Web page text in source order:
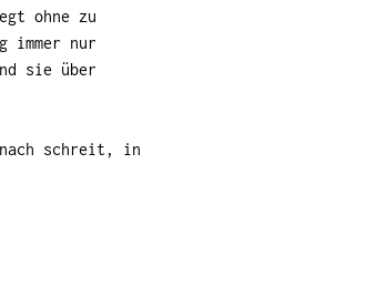
ohne zu
immer nur
sie über
schreit, in